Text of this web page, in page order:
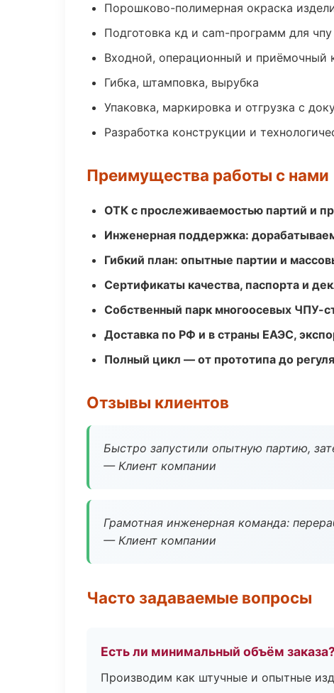
Порошково-полимерная окраска
Подготовка кд и cam-программ для чпу
Входной, операционный и приёмочный
Гибка, штамповка, вырубка
Упаковка, маркировка и отгрузка с
Разработка конструкции и
Преимущества работы с нами
ОТК с прослеживаемостью партий и
Инженерная поддержка:
Гибкий план: опытные партии и
Сертификаты качества, паспорта и
Собственный парк многоосевых ЧПУ-
Доставка по РФ и в страны ЕАЭС,
Полный цикл — от прототипа до
Отзывы клиентов
Быстро запустили опытную партию,
— Клиент компании
Грамотная инженерная команда:
— Клиент компании
Часто задаваемые вопросы
Есть ли минимальный объём заказа?
Производим как штучные и опытные